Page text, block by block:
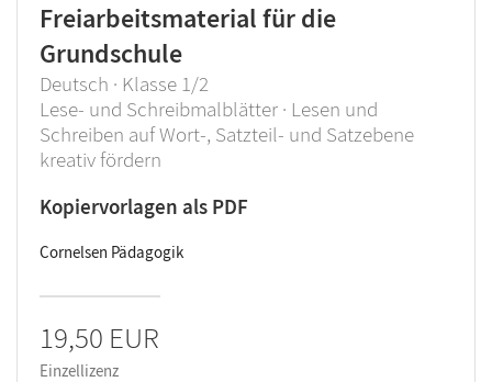
Freiarbeitsmaterial für die
Grundschule
Deutsch · Klasse 1/2
Lese- und Schreibmalblätter · Lesen und
Schreiben auf Wort-, Satzteil- und Satzebene
kreativ fördern
Kopiervorlagen als PDF
Cornelsen Pädagogik
19,50 EUR
Einzellizenz